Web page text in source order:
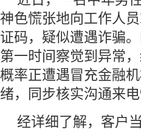
神色慌张地向工作人
证码，疑似遭遇诈骗
第一时间察觉到异常
概率正遭遇冒充金融
绪，同步核实沟通来
经详细了解，客户